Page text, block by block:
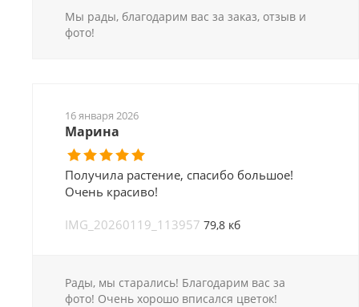
Мы рады, благодарим вас за заказ, отзыв и
фото!
16 января 2026
Марина
Получила растение, спасибо большое!
Очень красиво!
IMG_20260119_113957 79,8 кб
Рады, мы старались! Благодарим вас за
фото! Очень хорошо вписался цветок!